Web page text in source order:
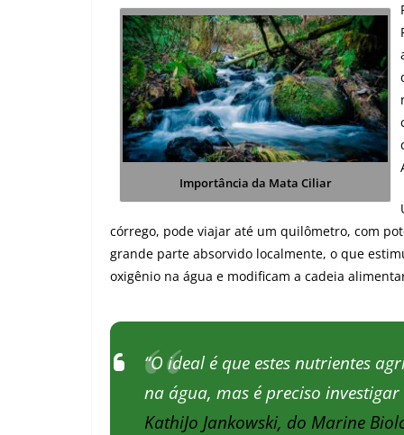
Importância da Mata Ciliar
córrego, pode viajar até um quilômetro, com
grande parte absorvido localmente, o que
oxigênio na água e modificam a cadeia
“O ideal é que estes nutrientes
na água, mas é preciso
KathiJo Jankowski, do Marine